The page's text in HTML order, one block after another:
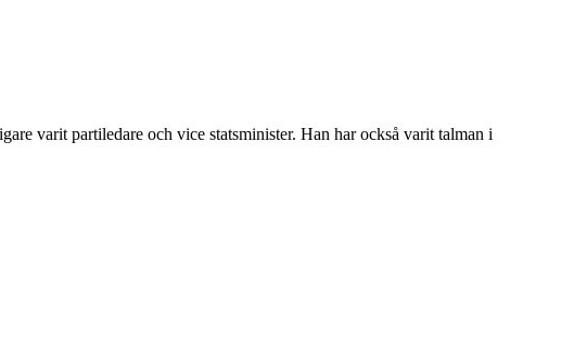
varit partiledare och vice statsminister. Han har också varit talman i